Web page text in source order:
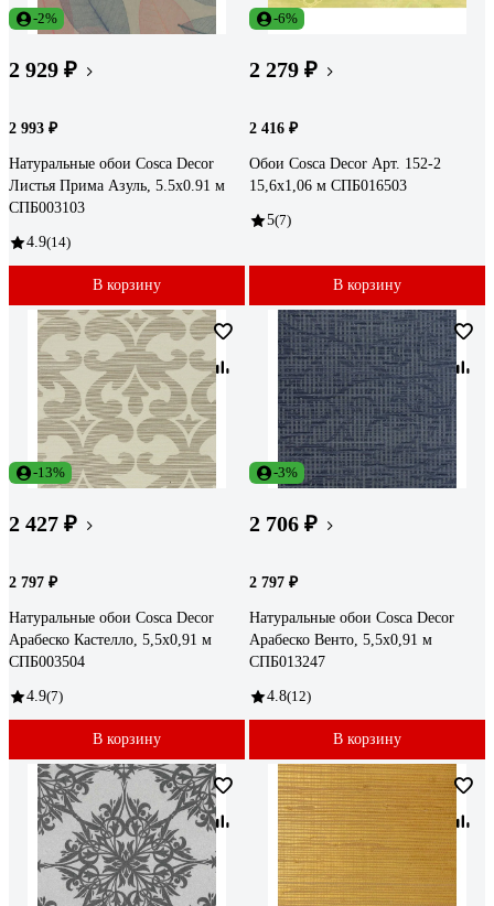
-2%
2 929 ₽
2 993 ₽
Натуральные обои Cosca Decor
Листья Прима Азуль, 5.5x0.91 м
СПБ003103
4.9(14)
В корзину
-6%
2 279 ₽
2 416 ₽
Обои Cosca Decor Арт. 152-2
15,6x1,06 м СПБ016503
5(7)
В корзину
-13%
2 427 ₽
2 797 ₽
Натуральные обои Cosca Decor
Арабеско Кастелло, 5,5x0,91 м
СПБ003504
4.9(7)
В корзину
-3%
2 706 ₽
2 797 ₽
Натуральные обои Cosca Decor
Арабеско Венто, 5,5x0,91 м
СПБ013247
4.8(12)
В корзину